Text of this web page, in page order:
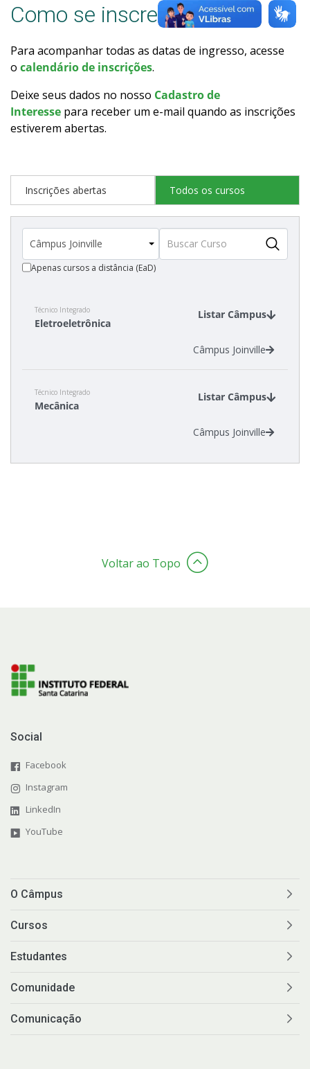
Orientações para Matrícula
Transferências e Retornos
Vagas em Regime Especial
Provas e Gabaritos
Estatísticas dos Processos Seletivos
Cadastro de interesse
Como se inscrever
Para acompanhar todas as datas de ingresso, acesse
o calendário de inscrições.
Deixe seus dados no nosso Cadastro de
Interesse para receber um e-mail quando as inscrições
estiverem abertas.
Inscrições abertas Todos os cursos
Apenas cursos a distância (EaD)
Técnico Integrado
Eletroeletrônica
Listar Câmpus
Câmpus Joinville
Técnico Integrado
Mecânica
Listar Câmpus
Câmpus Joinville
Voltar ao Topo
Social
Facebook
Instagram
LinkedIn
YouTube
O Câmpus
Cursos
Estudantes
Comunidade
Comunicação